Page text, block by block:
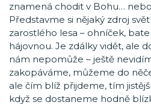
znamená chodit v Bohu…
Představme si nějaký zdroj
zarostlého lesa – ohníček,
hájovnou. Je zdálky vidět, ale
nám nepomůže – ještě
zakopáváme, můžeme do
ale čím blíž přijdeme, tím
když se dostaneme hodně